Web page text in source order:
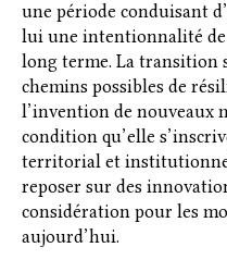
une période conduisant
lui une intentionnalité
long terme. La transition
chemins possibles de
l’invention de nouveaux
condition qu’elle
territorial et
reposer sur des
considération pour les
aujourd’hui.